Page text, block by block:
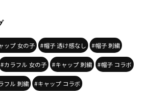
ップ 女の子 #帽子 透け感なし #帽子 刺繍
#カラフル 女の子 #キャップ 刺繍 #帽子 コラボ
フル 刺繍 #キャップ コラボ